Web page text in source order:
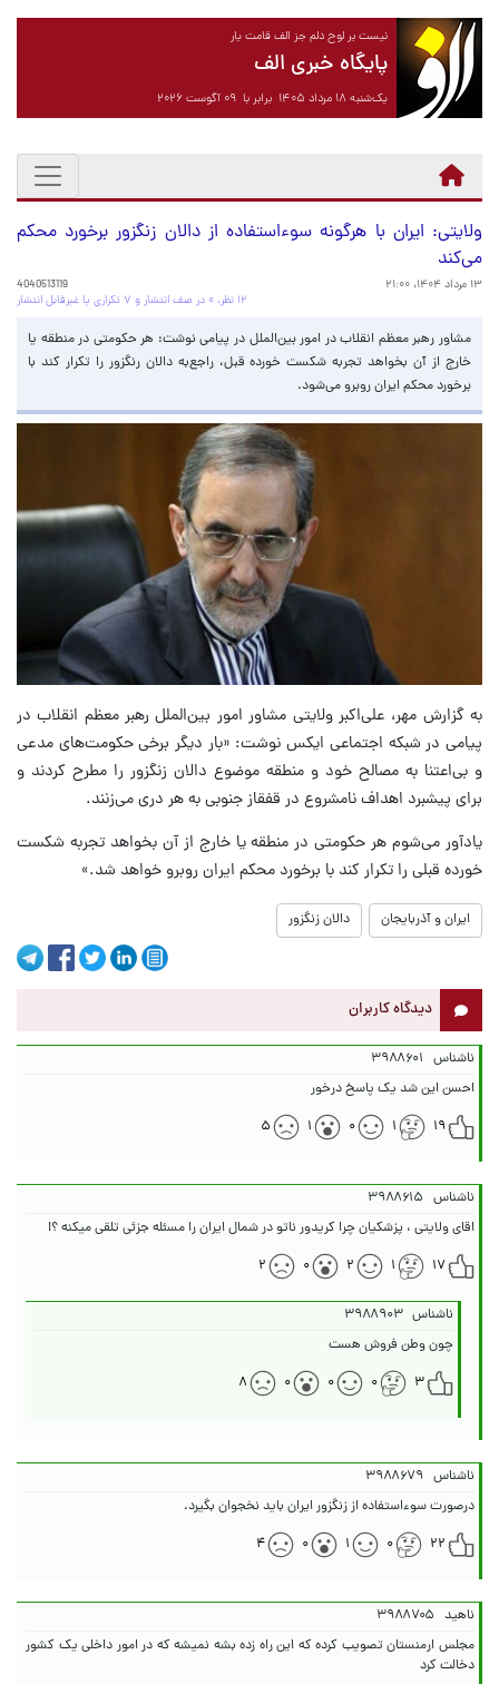
نیست بر لوح دلم جز الف قامت یار
پایگاه خبری الف
یک‌شنبه ۱۸ مرداد ۱۴۰۵ برابر با ۰۹ آگوست ۲۰۲۶
ولایتی: ایران با هرگونه سوءاستفاده از دالان زنگزور برخورد محکم
می‌کند
۱۳ مرداد ۱۴۰۴، ۲۱:۰۰
4040513119
۱۲ نظر، ۰ در صف انتشار و ۷ تکراری یا غیرقابل انتشار
مشاور رهبر معظم انقلاب در امور بین‌الملل در پیامی نوشت: هر حکومتی در منطقه یا
خارج از آن بخواهد تجربه شکست خورده قبل، راجع‌به دالان رنگزور را تکرار کند با
برخورد محکم ایران روبرو می‌شود.
به گزارش مهر، علی‌اکبر ولایتی مشاور امور بین‌الملل رهبر معظم انقلاب در
پیامی در شبکه اجتماعی ایکس نوشت: «بار دیگر برخی حکومت‌های مدعی
و بی‌اعتنا به مصالح خود و منطقه موضوع دالان زنگزور را مطرح کردند و
برای پیشبرد اهداف نامشروع در قفقاز جنوبی به هر دری می‌زنند.
یادآور می‌شوم هر حکومتی در منطقه یا خارج از آن بخواهد تجربه شکست
خورده قبلی را تکرار کند با برخورد محکم ایران روبرو خواهد شد.»
ایران و آذربایجان دالان زنگزور
دیدگاه کاربران
ناشناس ۳۹۸۸۶۰۱
احسن اين شد یک پاسخ درخور
۱۹
۱ ۰ ۱ ۵
ناشناس ۳۹۸۸۶۱۵
اقای ولایتی ، پزشکیان چرا کریدور ناتو در شمال ایران را مسئله جزئی تلقی میکنه ؟!
۱۷
۱ ۲ ۰ ۲
ناشناس ۳۹۸۸۹۰۳
چون وطن فروش هست
۳
۰ ۰ ۰ ۸
ناشناس ۳۹۸۸۶۷۹
درصورت سوءاستفاده از زنگزور ایران باید نخجوان بگیرد.
۲۲
۰ ۱ ۰ ۴
ناهید ۳۹۸۸۷۰۵
مجلس ارمنستان تصویب کرده که این راه زده بشه نمیشه که در امور داخلی یک کشور
دخالت کرد